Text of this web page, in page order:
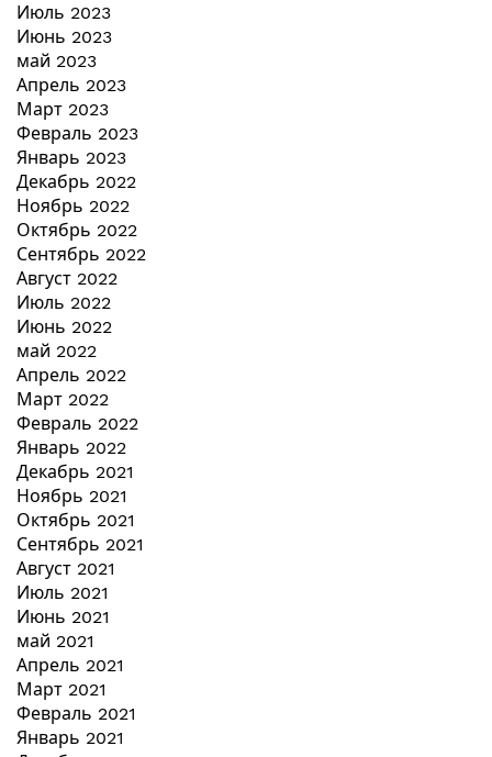
Июль 2023
Июнь 2023
май 2023
Апрель 2023
Март 2023
Февраль 2023
Январь 2023
Декабрь 2022
Ноябрь 2022
Октябрь 2022
Сентябрь 2022
Август 2022
Июль 2022
Июнь 2022
май 2022
Апрель 2022
Март 2022
Февраль 2022
Январь 2022
Декабрь 2021
Ноябрь 2021
Октябрь 2021
Сентябрь 2021
Август 2021
Июль 2021
Июнь 2021
май 2021
Апрель 2021
Март 2021
Февраль 2021
Январь 2021